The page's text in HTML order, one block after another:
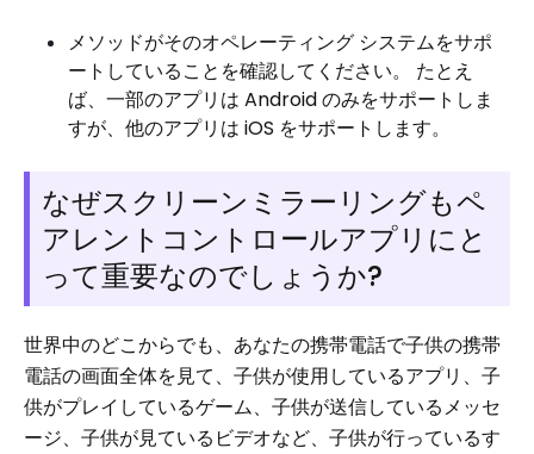
メソッドがそのオペレーティング システムをサポ
ートしていることを確認してください。 たとえ
ば、一部のアプリは Android のみをサポートしま
すが、他のアプリは iOS をサポートします。
なぜスクリーンミラーリングもペ
アレントコントロールアプリにと
って重要なのでしょうか?
世界中のどこからでも、あなたの携帯電話で子供の携帯
電話の画面全体を見て、子供が使用しているアプリ、子
供がプレイしているゲーム、子供が送信しているメッセ
ージ、子供が見ているビデオなど、子供が行っているす